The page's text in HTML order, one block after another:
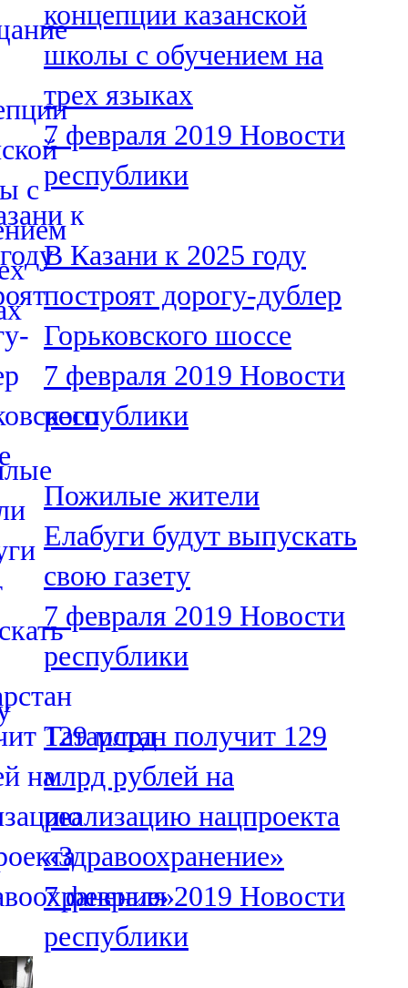
91,0 FM
Шәмәрдән
102,3 FM
Яңа чишмә
107,0 FM
Яр Чаллы
105,5 FM
концепции казанской
школы с обучением на
трех языках
7 февраля 2019 Новости
республики
В Казани к 2025 году
построят дорогу-дублер
Горьковского шоссе
7 февраля 2019 Новости
республики
Пожилые жители
Елабуги будут выпускать
свою газету
7 февраля 2019 Новости
республики
Татарстан получит 129
млрд рублей на
реализацию нацпроекта
«Здравоохранение»
7 февраля 2019 Новости
республики